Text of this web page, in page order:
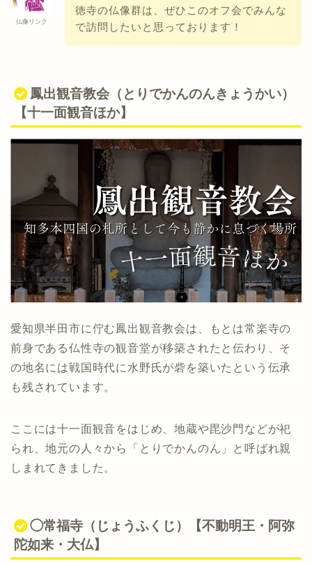
仏像リンク
徳寺の仏像群は、ぜひこのオフ会でみんな
で訪問したいと思っております！
鳳出観音教会（とりでかんのんきょうかい）
【十一面観音ほか】
愛知県半田市に佇む鳳出観音教会は、もとは常楽寺の
前身である仏性寺の観音堂が移築されたと伝わり、そ
の地名には戦国時代に水野氏が砦を築いたという伝承
も残されています。
ここには十一面観音をはじめ、地蔵や毘沙門などが祀
られ、地元の人々から「とりでかんのん」と呼ばれ親
しまれてきました。
◯常福寺（じょうふくじ）【不動明王・阿弥
陀如来・大仏】